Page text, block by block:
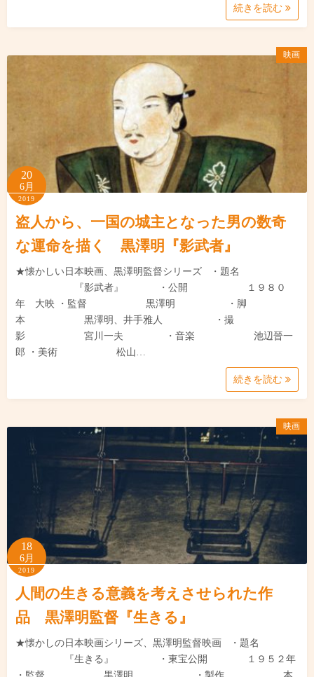
続きを読む
映画
20
6月
2019
盗人から、一国の城主となった男の数奇
な運命を描く 黒澤明『影武者』
★懐かしい日本映画、黒澤明監督シリーズ ・題名
『影武者』 ・公開 １９８０
年 大映 ・監督 黒澤明 ・脚
本 黒澤明、井手雅人 ・撮
影 宮川一夫 ・音楽 池辺晉一
郎 ・美術 松山…
続きを読む
映画
18
6月
2019
人間の生きる意義を考えさせられた作
品 黒澤明監督『生きる』
★懐かしの日本映画シリーズ、黒澤明監督映画 ・題名
『生きる』 ・東宝公開 １９５２年